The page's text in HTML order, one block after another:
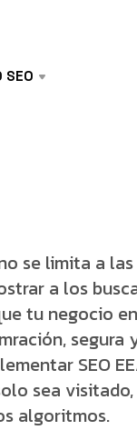
SEO
se limita a
a los
tu negocio
segura
SEO
sea
algoritmos.